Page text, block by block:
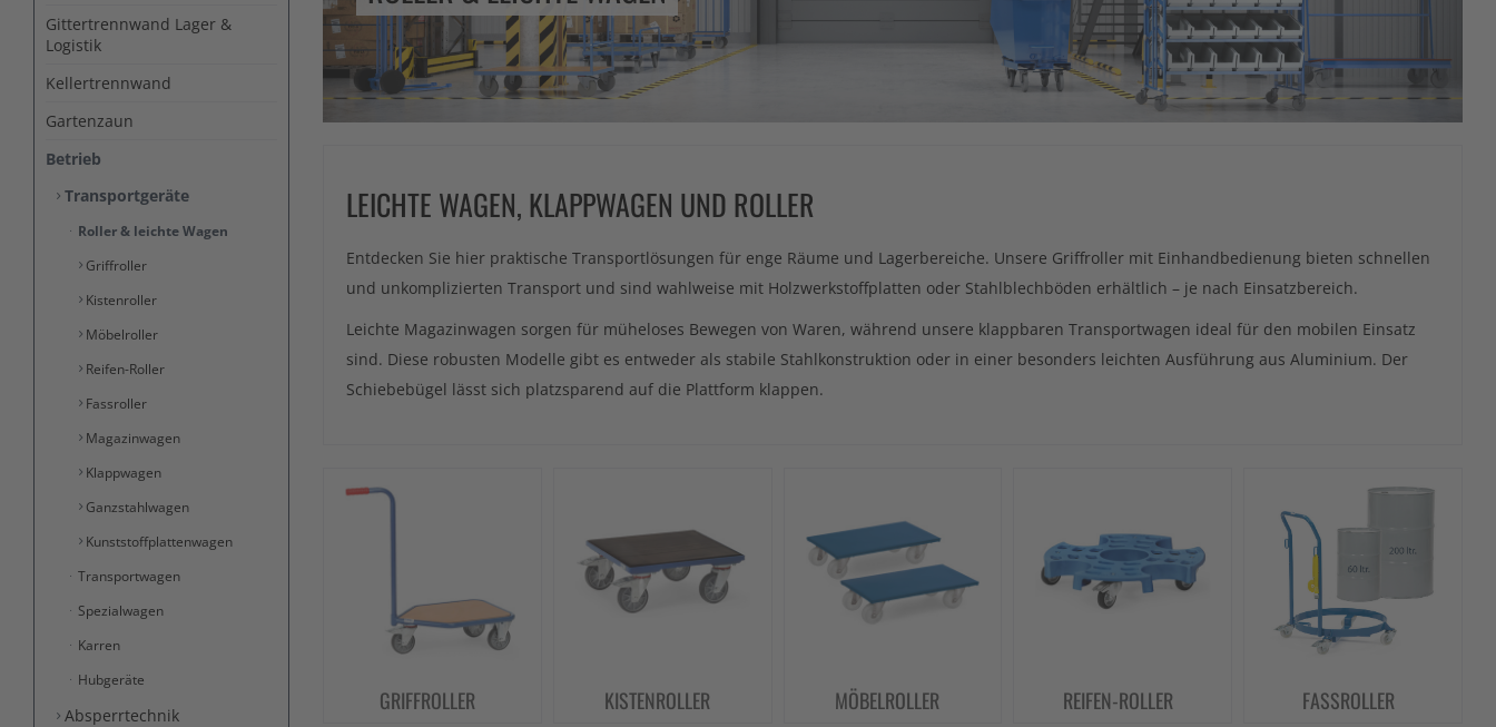
Gittertrennwand Lager &
Logistik
Kellertrennwand
Gartenzaun
Betrieb
Transportgeräte
Roller & leichte Wagen
Griffroller
Kistenroller
Möbelroller
Reifen-Roller
Fassroller
Magazinwagen
Klappwagen
Ganzstahlwagen
Kunststoffplattenwagen
Transportwagen
Spezialwagen
Karren
Hubgeräte
Absperrtechnik
GRIFFROLLER KISTENROLLER MÖBELROLLER REIFEN-ROLLER FASSROLLER
LEICHTE WAGEN, KLAPPWAGEN UND ROLLER
Entdecken Sie hier praktische Transportlösungen für enge Räume und Lagerbereiche. Unsere Griffroller mit Einhandbedienung bieten schnellen
und unkomplizierten Transport und sind wahlweise mit Holzwerkstoffplatten oder Stahlblechböden erhältlich – je nach Einsatzbereich.
Leichte Magazinwagen sorgen für müheloses Bewegen von Waren, während unsere klappbaren Transportwagen ideal für den mobilen Einsatz
sind. Diese robusten Modelle gibt es entweder als stabile Stahlkonstruktion oder in einer besonders leichten Ausführung aus Aluminium. Der
Schiebebügel lässt sich platzsparend auf die Plattform klappen.